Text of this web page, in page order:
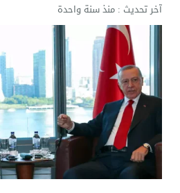
آخر تحديث :منذ سنة واحدة